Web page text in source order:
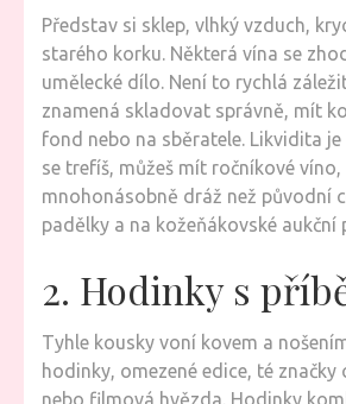
Představ si sklep, vlhký vzduch,
starého korku. Některá vína se
umělecké dílo. Není to rychlá
znamená skladovat správně, mít
fond nebo na sběratele. Likvidita je
se trefíš, můžeš mít ročníkové
mnohonásobně dráž než původní
padělky a na kožeňákovské aukční
2. Hodinky s
Tyhle kousky voní kovem a
hodinky, omezené edice, té
nebo filmová hvězda. Hodinky